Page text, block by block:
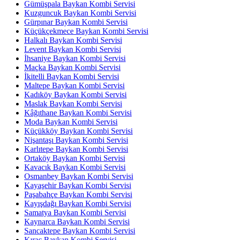
Gümüşpala Baykan Kombi Servisi
Kuzguncuk Baykan Kombi Servisi
Gürpınar Baykan Kombi Servisi
Küçükçekmece Baykan Kombi Servisi
Halkalı Baykan Kombi Servisi
Levent Baykan Kombi Servisi
İhsaniye Baykan Kombi Servisi
Maçka Baykan Kombi Servisi
İkitelli Baykan Kombi Servisi
Maltepe Baykan Kombi Servisi
Kadıköy Baykan Kombi Servisi
Maslak Baykan Kombi Servisi
Kâğıthane Baykan Kombi Servisi
Moda Baykan Kombi Servisi
Küçükköy Baykan Kombi Servisi
Nişantaşı Baykan Kombi Servisi
Karlıtepe Baykan Kombi Servisi
Ortaköy Baykan Kombi Servisi
Kavacık Baykan Kombi Servisi
Osmanbey Baykan Kombi Servisi
Kayaşehir Baykan Kombi Servisi
Paşabahçe Baykan Kombi Servisi
Kayışdağı Baykan Kombi Servisi
Samatya Baykan Kombi Servisi
Kaynarca Baykan Kombi Servisi
Sancaktepe Baykan Kombi Servisi